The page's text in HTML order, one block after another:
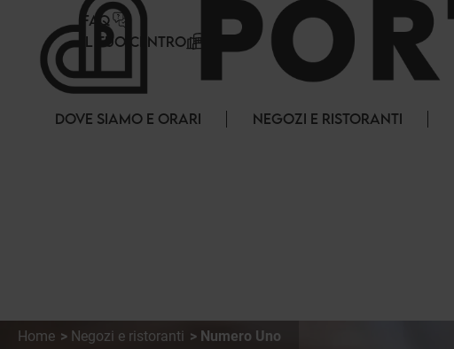
FAQ
IL TUO CENTRO
DOVE SIAMO E ORARI NEGOZI E RISTORANTI
Home Negozi e ristoranti Numero Uno
Pannello di gestione dei cookies